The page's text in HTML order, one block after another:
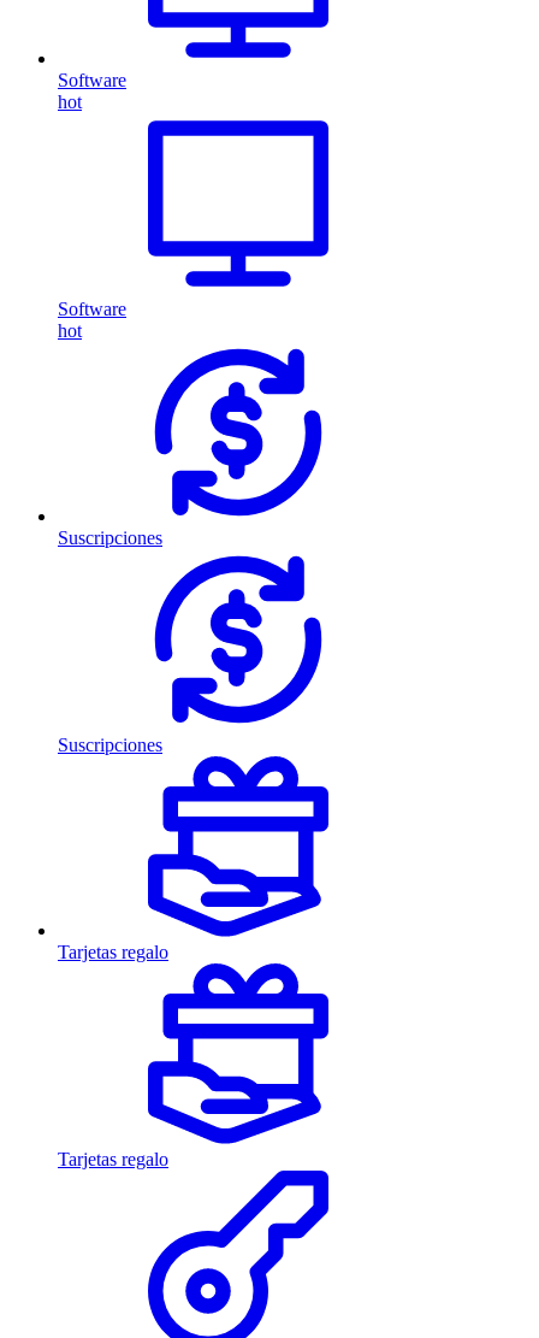
Software
hot
Software
hot
Suscripciones
Suscripciones
Tarjetas regalo
Tarjetas regalo